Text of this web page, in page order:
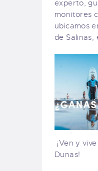
experto,
monitores
ubicamos
de Salinas,
¡Ven y
Dunas!